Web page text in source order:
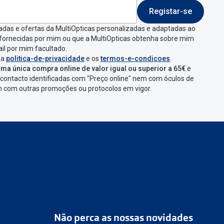
aparecer e
num ponto
com
Registar-se
e ofertas da MultiOpticas personalizadas e adaptadas ao
por mim ou que a MultiOpticas obtenha sobre mim
por mim facultado.
politica-de-privacidadee ostermos-e-condicoes
única compra online de valor igual ou superior a 65€e
identificadas com "Preço online" nem com óculos de
outras promoções ou protocolos em vigor.
Não perca as nossas novidades